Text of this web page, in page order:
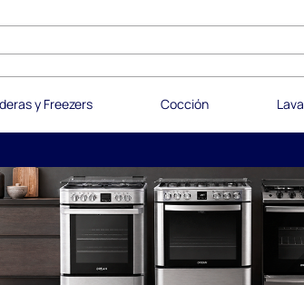
y Freezers Cocción